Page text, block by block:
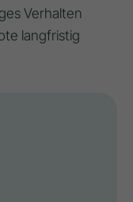
Verhalten
langfristig